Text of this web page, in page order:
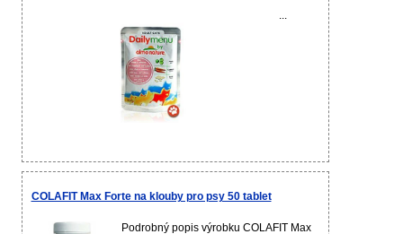
...
COLAFIT Max Forte na klouby pro psy 50 tablet
Podrobný popis výrobku COLAFIT Max